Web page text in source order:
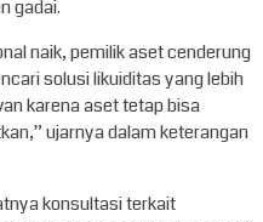
gadai.
naik, pemilik aset cenderung
solusi likuiditas yang lebih
karena aset tetap bisa
ujarnya dalam keterangan
konsultasi terkait